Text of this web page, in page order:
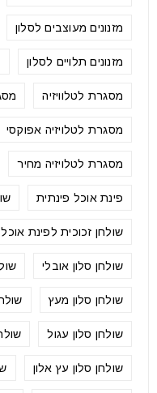
מזנונים מעוצבים לסלון
מזנונים תלויים לסלון
מסגרת לטלוויזיה
מסגרת לטלויזיה אפוקסי
מסגרת לטלויזיה מחיר
פינת אוכל פינתית
שולחן זכוכית לפינת אוכל
שולחן סלון אובלי
שולחן סלון מעץ
שולחן סלון עגול
שולחן סלון עץ אלון